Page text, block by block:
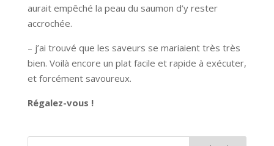
aurait empêché la peau du saumon d’y rester
accrochée.
– j’ai trouvé que les saveurs se mariaient très très
bien. Voilà encore un plat facile et rapide à exécuter,
et forcément savoureux.
Régalez-vous !